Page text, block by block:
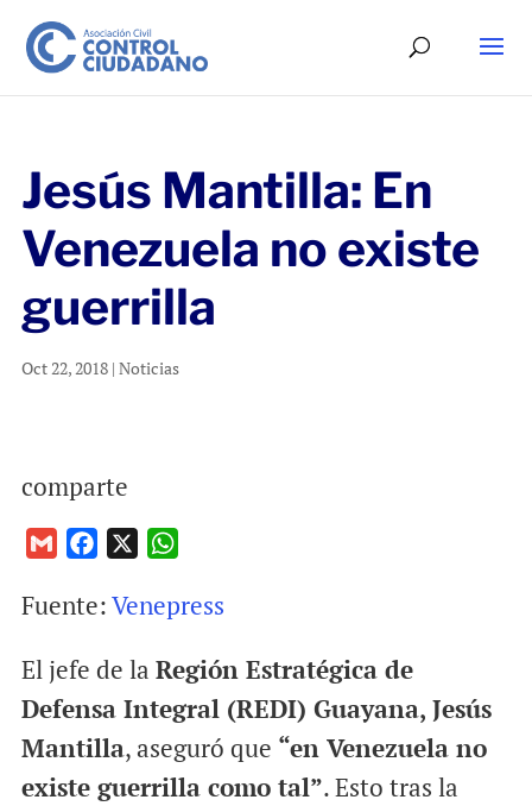
Jesús Mantilla: En
Venezuela no existe
guerrilla
Oct 22, 2018| Noticias
comparte
a
l
c
b
k
a
s
A
p
p
Fuente:Venepress
El jefe de la Región Estratégica de
Defensa Integral (REDI) Guayana, Jesús
Mantilla, aseguró que “en Venezuela no
existe guerrilla como tal”. Esto tras la